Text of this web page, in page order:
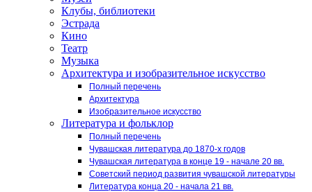
Клубы, библиотеки
Эстрада
Кино
Театр
Музыка
Архитектура и изобразительное искусство
Полный перечень
Архитектура
Изобразительное искусство
Литература и фольклор
Полный перечень
Чувашская литература до 1870-х годов
Чувашская литература в конце 19 - начале 20 вв.
Советский период развития чувашской литературы
Литература конца 20 - начала 21 вв.